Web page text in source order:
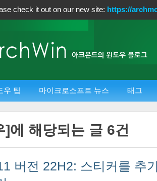
check it out on our new site: https://
우 팁 마이크로소프트 뉴스 태그
]에 해당되는 글 6건
버전 22H2: 스티커를 추